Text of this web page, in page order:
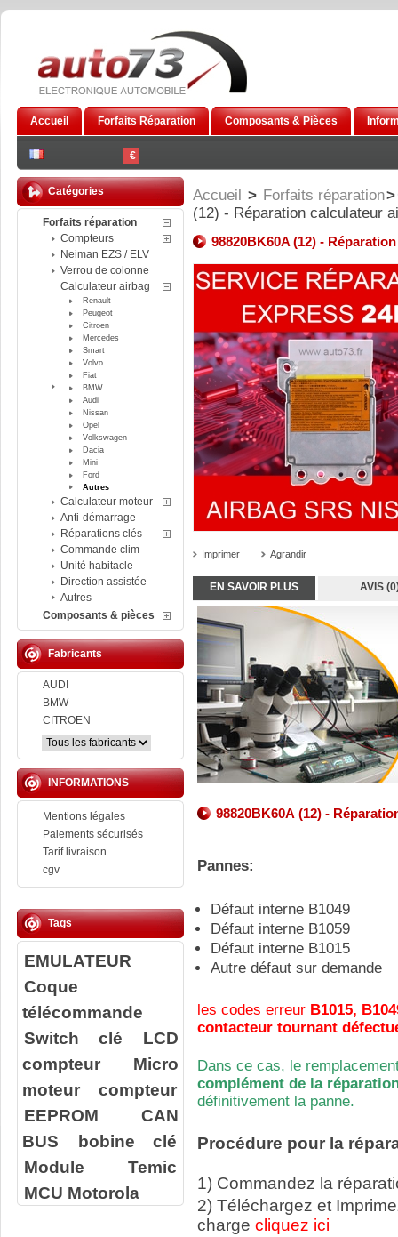
€
Accueil Forfaits Réparation Composants & Pièces
Catégories
Forfaits réparation
Compteurs
Neiman EZS / ELV
Verrou de colonne
Calculateur airbag
Renault
Peugeot
Citroen
Mercedes
Smart
Volvo
Fiat
BMW
Audi
Nissan
Opel
Volkswagen
Dacia
Mini
Ford
Autres
Calculateur moteur
Anti-démarrage
Réparations clés
Commande clim
Unité habitacle
Direction assistée
Autres
Composants & pièces
Fabricants
AUDI
BMW
CITROEN
INFORMATIONS
Mentions légales
Paiements sécurisés
Tarif livraison
cgv
Tags
EMULATEUR
Coque
télécommande
Switch clé
LCD
compteur
Micro
moteur compteur
EEPROM
CAN
BUS
bobine clé
Module Temic
MCU Motorola
Accueil > Forfaits réparation>
(12) - Réparation calculateur
98820BK60A (12) -
Imprimer Agrandir
EN SAVOIR PLUS AVIS
98820BK60A (12) -
Pannes:
Défaut interne B1049
Défaut interne B1059
Défaut interne B1015
Autre défaut sur demande
les codes erreur B1015,
contacteur tournant
Dans ce cas, le
complément de la
définitivement la panne.
Procédure pour la
1) Commandez la
2) Téléchargez et
charge cliquez ici